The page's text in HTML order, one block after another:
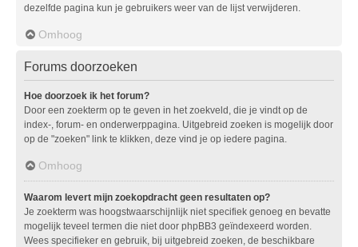
dezelfde pagina kun je gebruikers weer van de lijst verwijderen.
Omhoog
Forums doorzoeken
Hoe doorzoek ik het forum?
Door een zoekterm op te geven in het zoekveld, die je vindt op de
index-, forum- en onderwerppagina. Uitgebreid zoeken is mogelijk door
op de "zoeken" link te klikken, deze vind je op iedere pagina.
Omhoog
Waarom levert mijn zoekopdracht geen resultaten op?
Je zoekterm was hoogstwaarschijnlijk niet specifiek genoeg en bevatte
mogelijk teveel termen die niet door phpBB3 geïndexeerd worden.
Wees specifieker en gebruik, bij uitgebreid zoeken, de beschikbare